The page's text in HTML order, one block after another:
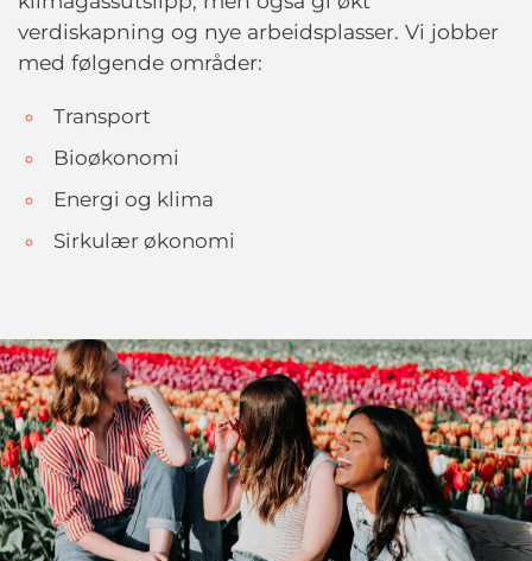
verdiskapning og nye arbeidsplasser. Vi jobber
med følgende områder:
Transport
Bioøkonomi
Energi og klima
Sirkulær økonomi